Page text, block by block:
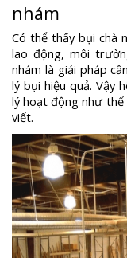
nhám
Có thể thấy bụi chà
lao động, môi
nhám là giải pháp
lý bụi hiệu quả. Vậy
lý hoạt động như thế
viết.